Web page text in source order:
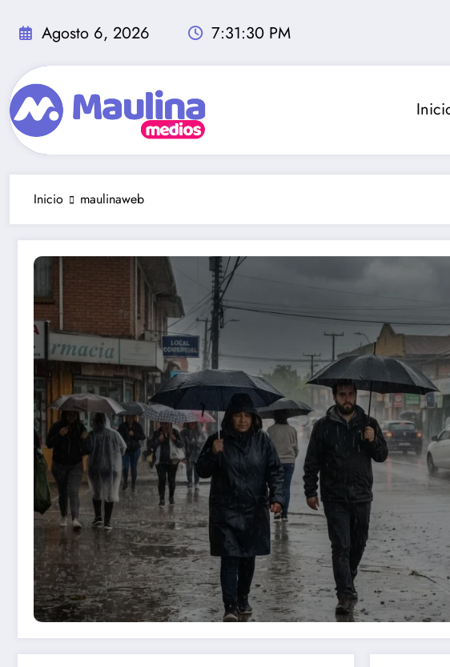
Agosto 6, 2026 7:31:32 PM
Inicio maulinaweb